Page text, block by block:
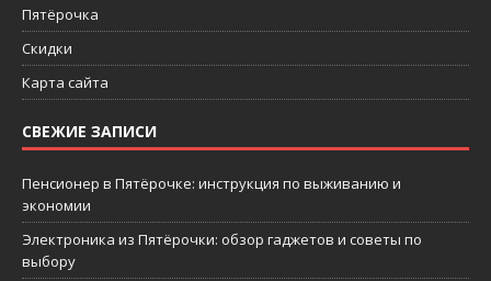
Пятёрочка
Скидки
Карта сайта
СВЕЖИЕ ЗАПИСИ
Пенсионер в Пятёрочке: инструкция по выживанию и
экономии
Электроника из Пятёрочки: обзор гаджетов и советы по
выбору